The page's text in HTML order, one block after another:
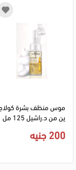
موس منظف بشرة
ين من د.راشيل 125 مل
200 جنيه